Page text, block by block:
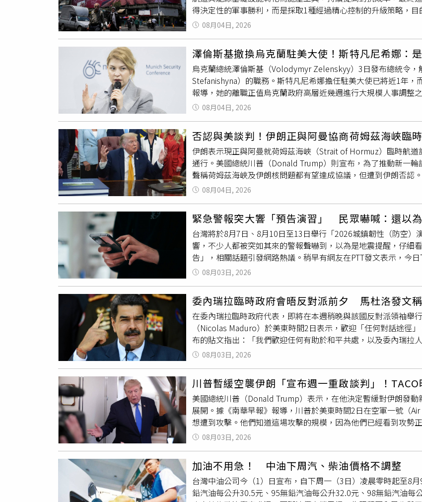
政府內部審查，因為華府必須同時考量自身武器庫存。與此同時
美方官員會晤。外界普遍認為，此行是為習近平訪美預作準備。
日宣布祭出一系列反制裁措施，鎖定多家美國機構，同時進一步
一連串對中制裁，包括以涉及新疆維吾爾自治區強迫勞動指控為
委員會（FCC）禁止進口及銷售新的外國製機器人設備與電力逆
將使原本脆弱的美中貿易休戰面臨更大壓力，也將進一步考驗美
不願意軟化自身立場，那麼兩國很可能重新陷入愈演愈烈的競爭
基礎建設指數」，自2020年底至2026年5月底累積含息報酬率高
MSCI全球指數的95.4%；年化報酬率達25.7%，展現亮眼的成長
資，算力正從科技產業的幕後支柱，躍升為下一波市場成長的
參考，並非投資建議，投資人應獨立判斷，審慎評估風險，自負
施。格連吉克所在的克拉斯諾達爾邊疆區，過去即多次遭烏軍攻
里的新羅西斯克海軍基地（Novorossiysk Naval Base）是俄羅
統普丁（Vladimir Putin）在當地附近擁有一座宮殿，但克里姆
（Maria Zakharova）日前表示，7月24日至31日期間，烏軍無人
月18日的一波無人機攻擊造成至少8人喪生，是兩年多來俄羅斯
示，今年7月俄軍攻擊造成至少377名平民死亡、2129人受傷，創
得決定性的軍事勝利，而是採取1種經過精心控制的升級策略，目
圍。分析人士表示，伊朗的目標是讓美國及其盟友意識到，相
持續遏制危機所付出的代價將更加高昂。德黑蘭傳遞出的訊息
峽更大的控制權和角色，否則衝突可能擴散至波斯灣以外的地區
朗相信自己能在未來任何談判中握有更大的籌碼。對此，華府智
茨（Michael Knights）接受《路透社》訪問時表示：「伊朗從一
都能推出新的手段，像是新的地理區域、新型武器或新的攻擊目
創美國或以色列。真正的優勢在於，他們能夠重創區域國家以及
力。在戰爭 爆發前，全球約20％的石油消費都需經由這條水道
可能成為目標。針對紅海（Red Sea）及沙烏地阿拉伯能源設
需的代價，同時測試華盛頓對航運中斷的容忍度。1名波斯灣國
（IRGC）指揮官普遍相信「他們還能獲得更多」。這些指揮官
（midterm elections）前，不願再度深陷另1場中東泥淖，因此
人相信，只要持續擴大戰爭並增加壓力，川普最終將會讓步。川
朗不會屈服。」這項判斷構成了德黑蘭談判策略的核心。此前，
己取消了1場二戰後最大規模的軍事打擊行動，希望藉此達成協
斥，伊朗目前並未與美國進行任何談判。對此，1名伊朗高層消
的做法只是換來華盛頓的軍事偷襲和更大的施壓，因此他們更加
的籌碼。華盛頓近東政策研究所資深研究員辛格（Michael Singh
於川普政府似乎不願採用空襲以外的選項來升級軍事衝突，「伊
並對這條水道實施選擇性的控制。」美國國務院首位波斯語發言
推動1套以威懾為核心的策略，希望迫使華盛頓解除封鎖並停止
奏。」據悉，美伊的核心爭議點在於荷姆茲海峽未來的治理模式
斯灣國家支持的方案，內容包括向使用者收取自願性費用，以管
權，並有權向船舶徵收服務費。華盛頓則反對任何形式的收費，
動已產生符合其整體戰略邏輯的結果。隨著威脅不再局限於荷姆
易航線及能源基礎設施，而非進一步加強對伊朗的施壓。由沙烏
件。波斯灣國家消息人士透露，這套架構主要以護航商船、情
抗。奈茨將這項行動比擬為歐洲於2024年2月在紅海執行的「盾
樣是保護商業航運，而非改變該區域的軍事力量平衡。對德黑蘭
與美軍抗衡，伊朗仍能藉由迫使各國政府及海軍採取防禦姿態，
是連接紅海與亞丁灣（Gulf of Aden）的曼德海峽（Bab al-
際社會必須投入更多資源，才能維持全球貿易的正常運行。這場
較於西方國家對全球商業與能源市場反覆遭受干擾的耐受度，伊
目的。德黑蘭希望透過展現自己有能力在必要時擴大危機，進一
協會」（Council on Foreign Relations）研究員、曾任美國國務
真的展開談判，將由他們來界定談判條件。雙方目前都是以升級
都沒有讓步的跡象。隨著華盛頓與德黑蘭持續試探彼此的決心，
1場雙方都無法完全掌控的衝突。
08月04日, 2026
澤倫斯基撤換烏克蘭駐美大使！斯特凡尼希娜：
烏克蘭總統澤倫斯基（Volodymyr Zelenskyy）3日發布總統令
Stefanishyna）的職務。斯特凡尼希娜擔任駐美大使已將近1年，
報導，她的離職正值烏克蘭政府高層近幾週進行大規模人事調整
克蘭將進一步調整外交體系及駐外大使的人事布局。對此，斯特
己的決定，是基於個人因素所作出的選擇」，並表示自己在任
烏克蘭的支持。」《烏克蘭國家電視臺》（Suspilne）上週曾引
基並未要求她辭職。她還補充，針對媒體近期提出、有關她個人
指出，斯特凡尼希娜已於上個月向總統表達辭去大使職務的意願
的長期調查一直持續進行。截至目前為止，澤倫斯基尚未宣布由
凡尼希娜曾任烏克蘭副總理及司法部長，直到去年7月才獲提名出
依賴美國提供武器以及情報共享，因此駐美大使一職非常關鍵
的關係一直以來都相當緊張，甚至數度爆發激烈衝突。不過，這
面，也釋出較多支持訊號。
08月04日, 2026
否認與美談判！伊朗正與阿曼協商荷姆茲海峽臨
伊朗表示現正與阿曼就荷姆茲海峽（Strait of Hormuz）臨時航
通行。美國總統川普（Donald Trump）則宣布，為了推動新一
聲稱荷姆茲海峽及伊朗核問題都有望達成協議，但遭到伊朗否認
將於週一展開，因此決定取消原本規劃的空襲行動。他指出協議
以及終結伊朗核威脅。不過，伊朗隨後否認正與美國進行談判
判「現在就在進行」，更形容這是伊朗簽署協議的最後機會。川
（Mohammed bin Salman）及阿拉伯聯合大公國、卡達等中東
會透過外交方式解決爭端。荷姆茲海峽是全球最重要的能源運輸
處運輸。根據資料，7月30日至8月2日間，通過荷姆茲海峽的商
運仍受到衝突影響。美伊雙方自停火協議於6月破裂後，再度陷
成果，但截至目前為止，伊朗仍否認與美國直接展開談判，雙
持這場衝突的比例已降至 戰爭爆發以來最低，為川普政府帶來一
08月04日, 2026
緊急警報突大響「預告演習」 民眾嚇喊：還以
台灣將於8月7日、8月10日至13日舉行「2026城鎮韌性（防空
響，不少人都被突如其來的警報聲嚇到，以為是地震提醒，仔細
告」，相關話題引發網路熱議。稍早有網友在PTT發文表示，今
部、北部防空演習的「演習預告」，讓他嚇得直呼「哇，預告下
貼文曝光後引發熱議，許多網友都留言表示，「嚇死」、「以
個也要預告？」、「亂嚇人，警報還預告的」、「我以為要斷網
震，而且我人在南部為什麼要發給我」。根據國家警報內容顯示
區，將於14:30至15:00實施城鎮韌性（防空）演習，模擬通訊設
響，建議改用固網。演練事宜可至本會官網查詢」。國家緊急
「行動網路降速」演練，模擬戰爭或重大災害發生時行動通訊受
午2時30分至3時，進行30分鐘的行動網路降速演練。國家通訊
則，包括避免在演習時段利用手機處理重要公務或交易、需要
影響演習成效，也能提早適應行動網路受限時的應變方式。「
高雄市、屏東縣）：8月7日上午10時至10時30分。中部（苗栗縣
縣）：8月10日下午2時30分至3時（同步辦理行動網路降速演練
時30分至2時。東部（花蓮縣、台東縣）：8月12日下午1時30分
園市、新竹市、新竹縣）：8月13日下午2時30分至3時（同步辦
08月03日, 2026
委內瑞拉臨時政府會晤反對派前夕 馬杜洛發文稱
在委內瑞拉臨時政府代表，即將在本週稍晚與該國反對派領袖舉
（Nicolas Maduro）於美東時間2日表示，歡迎「任何對話途徑
布的貼文指出：「我們歡迎任何有助於和平共處，以及委內瑞拉
軍的軍事行動中遭到綁架，並在美國紐約接受毒品販運罪名的審
（Metropolitan Detention Center，MDC）。另一方面，委內
宣布與多明尼加斷絕外交關係。如今，委內瑞拉外交部在聲明中
份路線圖，「這項決定反映雙方共同利益，希望透過強化制度化
達成協議，恢復往返兩國的航班，以及領事服務。過去2週內，
樣在2024年不承認馬杜洛的勝選結果，並在稍後與委內瑞拉中斷
馬杜洛，在其執政期間因美國的多年制裁，導致石油資源豐富的
委內瑞拉總統查維茲（Hugo Chavez）親自指定為接班人的政
然而，美國扶植的反對派公布投票結果宣稱，其候選人岡薩雷斯
翻馬杜洛後，美國總統川普（Donald Trump）政府允許副總統羅
同時要求她開放國家市場，讓有意開發委內瑞拉石油、礦產及其
盛頓再度以「毒品戰爭 」的名義，透過政權更迭掠奪了拉丁美洲
08月03日, 2026
川普暫緩空襲伊朗「宣布週一重啟談判」！
美國總統川普（Donald Trump）表示，在他決定暫緩對伊朗發
展開。據《南華早報》報導，川普於美東時間2日在空軍一號（
想遭到攻擊。他們知道這場攻擊的規模，因為他們已經看到攻勢
們接觸。談判將於明天下午開始。」但他並未進一步說明談判地
以及美國在西亞的合作夥伴，包括沙烏地阿拉伯、阿拉伯聯合
友要求取消行動時，你總得說：『好吧，我們看看情況。』而他
議。」他補充：「首先會就荷姆茲海峽（Strait of Hormuz）達成
朗非核化協議。」川普再次強調，原本規劃中的空襲規模將是「
到攻擊，就算還有可能重建，也需要很多很多年的時間；我甚至
08月03日, 2026
加油不用急！ 中油下周汽、柴油價格不調整
台灣中油公司今（1）日宣布，自下周一（3日）凌晨零時起至8
鉛汽油每公升30.5元、95無鉛汽油每公升32.0元、98無鉛汽油每